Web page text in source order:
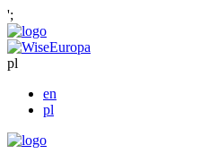
';
pl
en
pl